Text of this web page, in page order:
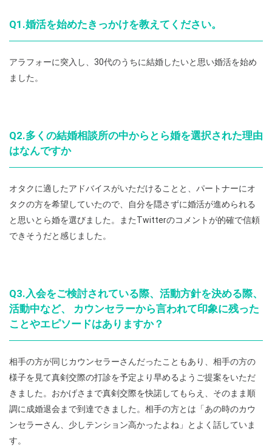
Q1.婚活を始めたきっかけを教えてください。
アラフォーに突入し、30代のうちに結婚したいと思い婚活を始め
ました。
Q2.多くの結婚相談所の中からとら婚を選択された理由
はなんですか
オタクに適したアドバイスがいただけることと、パートナーにオ
タクの方を希望していたので、自分を隠さずに婚活が進められる
と思いとら婚を選びました。またTwitterのコメントが的確で信頼
できそうだと感じました。
Q3.入会をご検討されている際、活動方針を決める際、
活動中など、 カウンセラーから言われて印象に残った
ことやエピソードはありますか？
相手の方が同じカウンセラーさんだったこともあり、相手の方の
様子を見て真剣交際の打診を予定より早めるようご提案をいただ
きました。おかげさまで真剣交際を快諾してもらえ、そのまま順
調に成婚退会まで到達できました。相手の方とは「あの時のカウ
ンセラーさん、少しテンション高かったよね」とよく話していま
す。